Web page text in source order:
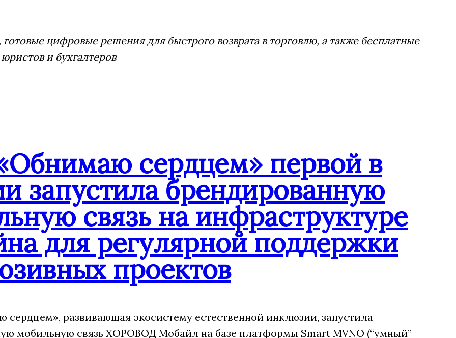
цифровые решения для быстрого возврата в торговлю, а также бесплатные
и бухгалтеров
сердцем» первой в
запустила брендированную
связь на инфраструктуре
для регулярной поддержки
проектов
развивающая экосистему естественной инклюзии, запустила
мобильную связь ХОРОВОД Мобайл на базе платформы Smart MVNO (“умный”